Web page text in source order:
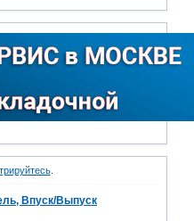
.
Впуск/Выпуск